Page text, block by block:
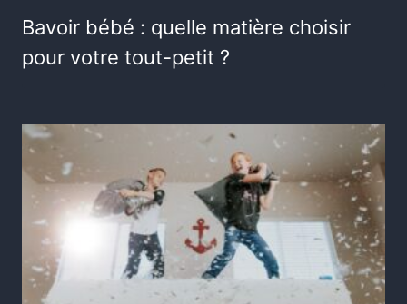
Bavoir bébé : quelle matière choisir
pour votre tout-petit ?